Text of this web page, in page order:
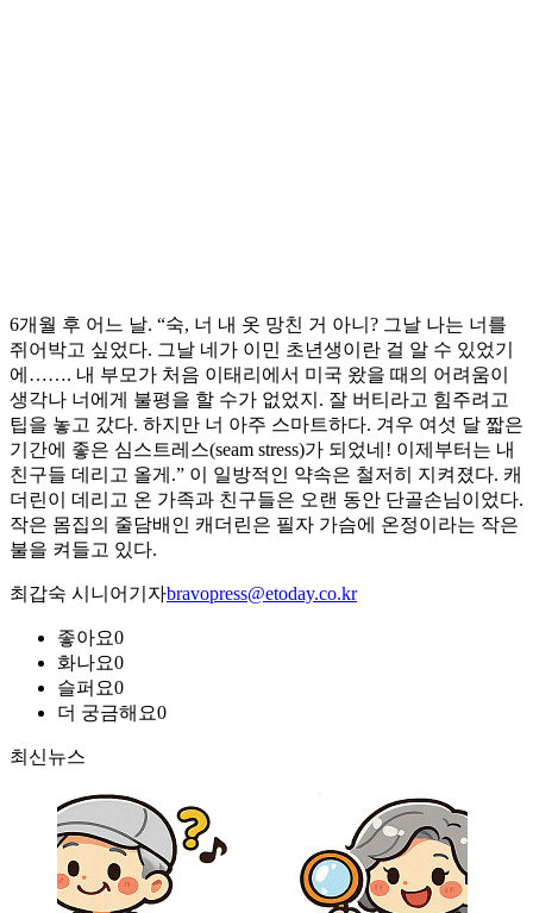
6개월 후 어느 날. “숙, 너 내 옷 망친 거 아니? 그날 나는 너를
쥐어박고 싶었다. 그날 네가 이민 초년생이란 걸 알 수 있었기
에……. 내 부모가 처음 이태리에서 미국 왔을 때의 어려움이
생각나 너에게 불평을 할 수가 없었지. 잘 버티라고 힘주려고
팁을 놓고 갔다. 하지만 너 아주 스마트하다. 겨우 여섯 달 짧은
기간에 좋은 심스트레스(seam stress)가 되었네! 이제부터는 내
친구들 데리고 올게.” 이 일방적인 약속은 철저히 지켜졌다. 캐
더린이 데리고 온 가족과 친구들은 오랜 동안 단골손님이었다.
작은 몸집의 줄담배인 캐더린은 필자 가슴에 온정이라는 작은
불을 켜들고 있다.
최갑숙 시니어기자bravopress@etoday.co.kr
좋아요0
화나요0
슬퍼요0
더 궁금해요0
최신뉴스